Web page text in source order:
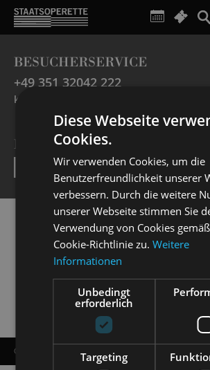
BESUCHERSERVICE
+49 351 32042 222
karten@staatsoperette.de
NEWSLETTER
SEND
© COPYRIGHT - STAATSOPERETTE DRESDEN 2026
Diese Webseite
Cookies.
Wir verwenden Cookies, um die
Benutzerfreundlichkeit unserer
verbessern. Durch die weitere
unserer Webseite stimmen Sie
Verwendung von Cookies
Cookie-Richtlinie zu.Weitere
Informationen
Unbedingt
erforderlich
Targeting